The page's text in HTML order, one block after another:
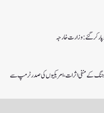
کرگئے: وزارت خارجہ
جنگ کے منفی اثرات ، امریکیوں کی صدر ٹرمپ سے